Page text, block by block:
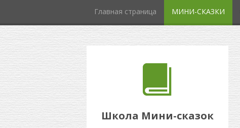
Главная страница МИНИ-СКАЗКИ
Школа Мини-сказок